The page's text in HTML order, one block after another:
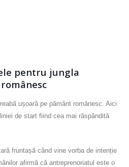
pentru jungla
ușoară pe pământ românesc. Aici
de start fiind cea mai răspândită
fruntașă când vine vorba de intenție
afirmă că antreprenoriatul este o